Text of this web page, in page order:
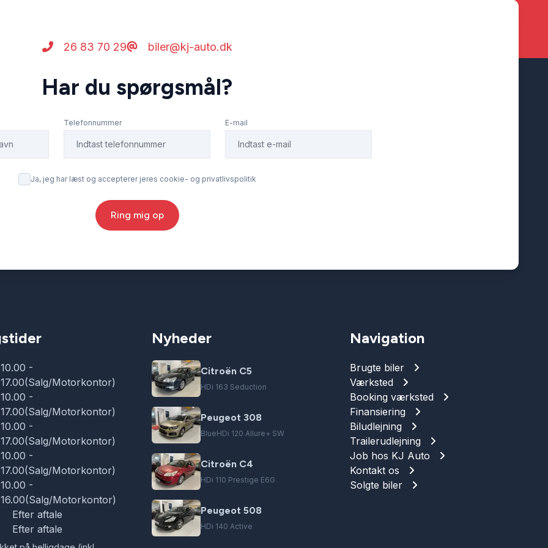
26 83 70 29 biler@kj-auto.dk
Har du spørgsmål?
Telefonnummer E-mail
Ja, jeg har læst og accepterer jeres cookie- og privatlivspolitik
Ring mig op
10.00 -
17.00(Salg/Motorkontor)
10.00 -
17.00(Salg/Motorkontor)
10.00 -
17.00(Salg/Motorkontor)
10.00 -
17.00(Salg/Motorkontor)
10.00 -
16.00(Salg/Motorkontor)
Efter aftale
Efter aftale
Nyheder
Citroën C5
HDi 163 Seduction
Peugeot 308
BlueHDi 120 Allure+ SW
Citroën C4
HDi 110 Prestige E6G
Peugeot 508
HDi 140 Active
Navigation
Brugte biler
Værksted
Booking værksted
Finansiering
Biludlejning
Trailerudlejning
Job hos KJ Auto
Kontakt os
Solgte biler